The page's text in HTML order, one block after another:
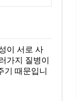
이 서로 사
가지 질병이
기 때문입니